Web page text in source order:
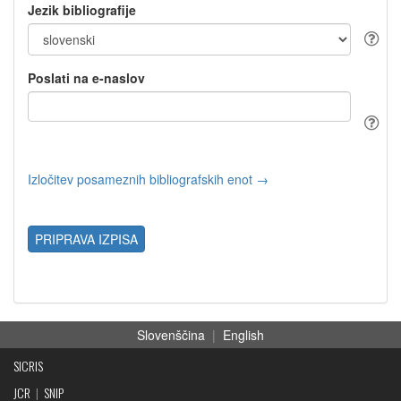
Jezik bibliografije
Poslati na e-naslov
Izločitev posameznih bibliografskih enot →
PRIPRAVA IZPISA
Slovenščina | English
SICRIS
JCR | SNIP